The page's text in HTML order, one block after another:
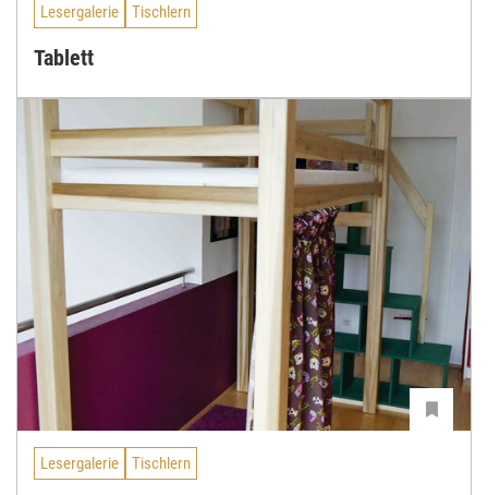
Lesergalerie Tischlern
Tablett
Lesergalerie Tischlern